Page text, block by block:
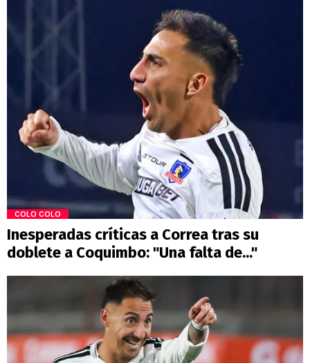
COLO COLO
Inesperadas críticas a Correa tras su
doblete a Coquimbo: "Una falta de..."